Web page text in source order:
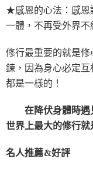
★感恩的心法：感恩
一體，不再受外界不
修行最重要的就是
鍊，因為身心必定
都是一樣的！
在降伏身體時遇
世界上最大的修行就
名人推薦&好評